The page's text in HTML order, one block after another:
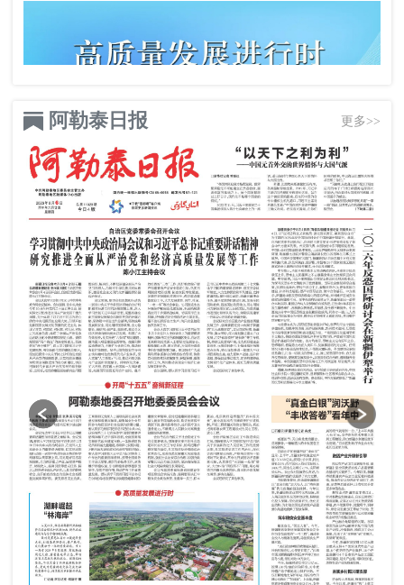
阿勒泰日报 更多>>